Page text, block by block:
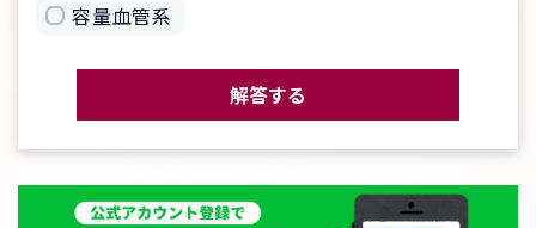
容量血管系
解答する